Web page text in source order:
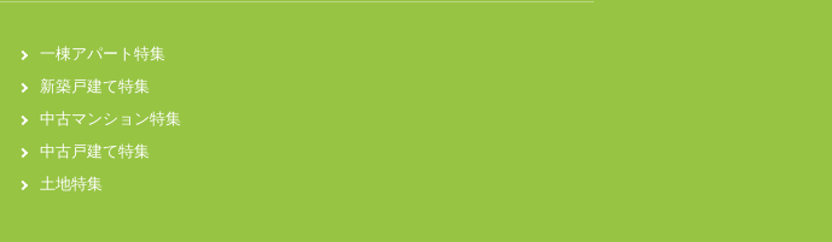
一棟アパート特集
新築戸建て特集
中古マンション特集
中古戸建て特集
土地特集